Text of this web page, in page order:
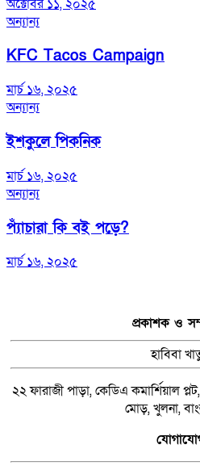
অক্টোবর ১১, ২০২৫
অন্যান্য
KFC Tacos Campaign
মার্চ ১৬, ২০২৫
অন্যান্য
ইশকুলে পিকনিক
মার্চ ১৬, ২০২৫
অন্যান্য
প্যাঁচারা কি বই পড়ে?
মার্চ ১৬, ২০২৫
প্রকাশক ও
হাবিবা
২২ ফারাজী পাড়া, কেডিএ কমার্শিয়াল
মোড়, খুলনা,